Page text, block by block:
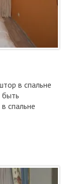
в спальне
быть
спальне